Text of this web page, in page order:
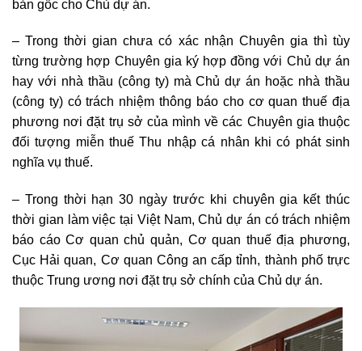
bản gốc cho Chủ dự án.
– Trong thời gian chưa có xác nhận Chuyên gia thì tùy
từng trường hợp Chuyên gia ký hợp đồng với Chủ dự án
hay với nhà thầu (công ty) mà Chủ dự án hoặc nhà thầu
(công ty) có trách nhiệm thông báo cho cơ quan thuế địa
phương nơi đặt trụ sở của mình về các Chuyên gia thuộc
đối tượng miễn thuế Thu nhập cá nhân khi có phát sinh
nghĩa vụ thuế.
– Trong thời hạn 30 ngày trước khi chuyên gia kết thúc
thời gian làm việc tại Việt Nam, Chủ dự án có trách nhiệm
báo cáo Cơ quan chủ quản, Cơ quan thuế địa phương,
Cục Hải quan, Cơ quan Công an cấp tỉnh, thành phố trực
thuộc Trung ương nơi đặt trụ sở chính của Chủ dự án.